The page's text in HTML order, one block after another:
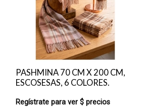
PASHMINA 70 CM X 200 CM,
ESCOSESAS, 6 COLORES.
Regístrate para ver $ precios